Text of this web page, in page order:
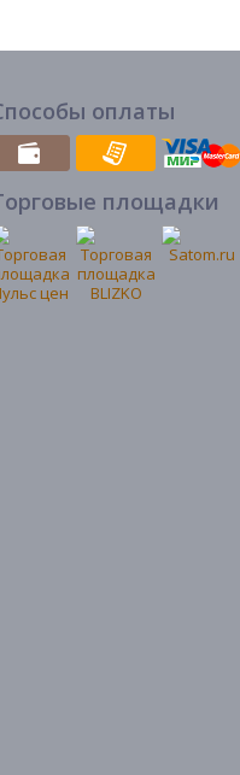
оплаты
площадки